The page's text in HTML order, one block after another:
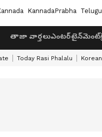
KannadaPrabha Telugu
తాజా వార్తలుఎంటర్‌టైన్‌మెంట్
Today Rasi Phalalu